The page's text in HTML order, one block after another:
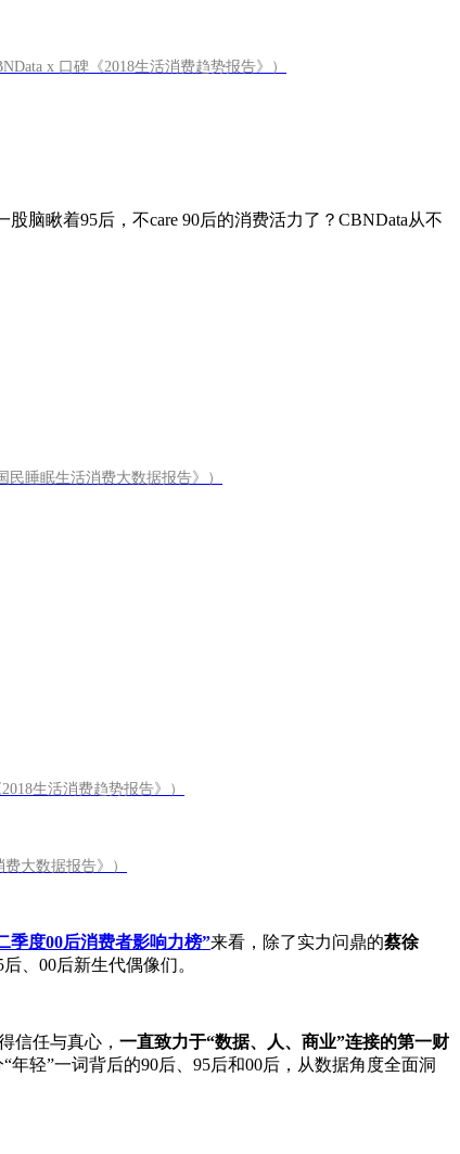
x 口碑《2018生活消费趋势报告》）
脑瞅着95后，不care 90后的消费活力了？CBNData从不
民睡眠生活消费大数据报告》）
生活消费趋势报告》）
费大数据报告》）
季度00后消费者影响力榜”来看，除了实力问鼎的蔡徐
、00后新生代偶像们。
信任与真心， 一直致力于“数据、人、商业”连接的第一财
轻”一词背后的90后、95后和00后，从数据角度全面洞